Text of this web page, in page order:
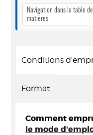
Navigation dans la table
matières
Conditions
Format
Comment
le mode